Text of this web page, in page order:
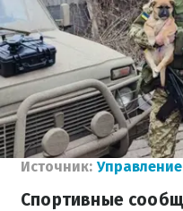
Источник:
Спортивные